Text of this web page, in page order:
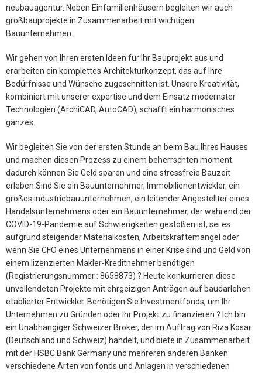
neubauagentur. Neben Einfamilienhäusern begleiten wir auch
großbauprojekte in Zusammenarbeit mit wichtigen
Bauunternehmen.
Wir gehen von Ihren ersten Ideen für Ihr Bauprojekt aus und
erarbeiten ein komplettes Architekturkonzept, das auf Ihre
Bedürfnisse und Wünsche zugeschnitten ist. Unsere Kreativität,
kombiniert mit unserer expertise und dem Einsatz modernster
Technologien (ArchiCAD, AutoCAD), schafft ein harmonisches
ganzes.
Wir begleiten Sie von der ersten Stunde an beim Bau Ihres Hauses
und machen diesen Prozess zu einem beherrschten moment
dadurch können Sie Geld sparen und eine stressfreie Bauzeit
erleben.Sind Sie ein Bauunternehmer, Immobilienentwickler, ein
großes industriebauunternehmen, ein leitender Angestellter eines
Handelsunternehmens oder ein Bauunternehmer, der während der
COVID-19-Pandemie auf Schwierigkeiten gestoßen ist, sei es
aufgrund steigender Materialkosten, Arbeitskräftemangel oder
wenn Sie CFO eines Unternehmens in einer Krise sind und Geld von
einem lizenzierten Makler-Kreditnehmer benötigen
(Registrierungsnummer : 8658873) ? Heute konkurrieren diese
unvollendeten Projekte mit ehrgeizigen Anträgen auf baudarlehen
etablierter Entwickler. Benötigen Sie Investmentfonds, um Ihr
Unternehmen zu Gründen oder Ihr Projekt zu finanzieren ? Ich bin
ein Unabhängiger Schweizer Broker, der im Auftrag von Riza Kosar
(Deutschland und Schweiz) handelt, und biete in Zusammenarbeit
mit der HSBC Bank Germany und mehreren anderen Banken
verschiedene Arten von fonds und Anlagen in verschiedenen